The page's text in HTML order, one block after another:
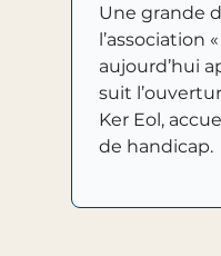
Une grande
l’association
aujourd’hui
suit
Ker Eol,
de handicap.